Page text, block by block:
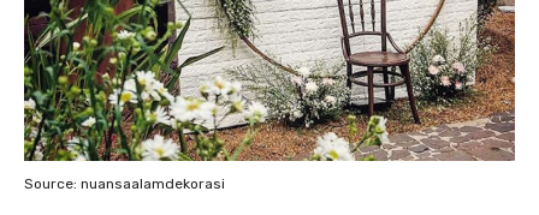
Source: nuansaalamdekorasi